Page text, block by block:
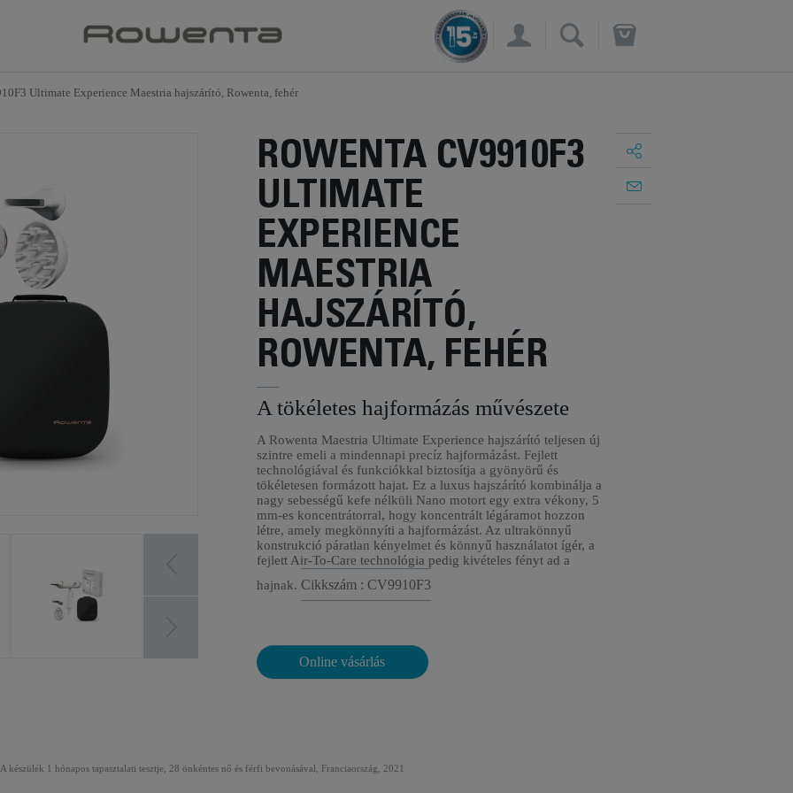
×
Ultimate Experience Maestria hajszárító, Rowenta, fehér
ROWENTA CV9910F3
ULTIMATE
EXPERIENCE
MAESTRIA
HAJSZÁRÍTÓ,
ROWENTA, FEHÉR
A tökéletes hajformázás művészete
A Rowenta Maestria Ultimate Experience hajszárító teljesen új
szintre emeli a mindennapi precíz hajformázást. Fejlett
technológiával és funkciókkal biztosítja a gyönyörű és
tökéletesen formázott hajat. Ez a luxus hajszárító kombinálja a
nagy sebességű kefe nélküli Nano motort egy extra vékony, 5
mm-es koncentrátorral, hogy koncentrált légáramot hozzon
létre, amely megkönnyíti a hajformázást. Az ultrakönnyű
konstrukció páratlan kényelmet és könnyű használatot ígér, a
fejlett Air-To-Care technológia pedig kivételes fényt ad a
hajnak. Cikkszám : CV9910F3
Online vásárlás
készülék 1 hónapos tapasztalati tesztje, 28 önkéntes nő és férfi bevonásával, Franciaország, 2021